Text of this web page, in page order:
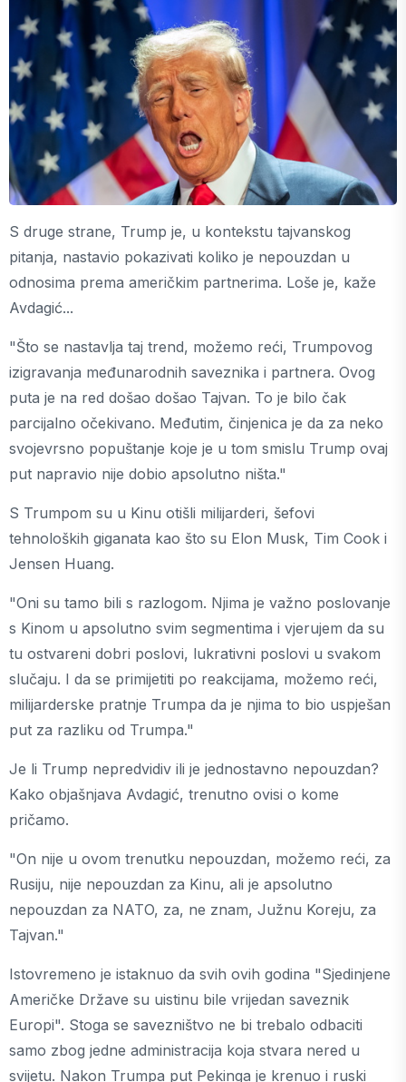
S druge strane, Trump je, u kontekstu tajvanskog
pitanja, nastavio pokazivati koliko je nepouzdan u
odnosima prema američkim partnerima. Loše je, kaže
Avdagić...
"Što se nastavlja taj trend, možemo reći, Trumpovog
izigravanja međunarodnih saveznika i partnera. Ovog
puta je na red došao došao Tajvan. To je bilo čak
parcijalno očekivano. Međutim, činjenica je da za neko
svojevrsno popuštanje koje je u tom smislu Trump ovaj
put napravio nije dobio apsolutno ništa."
S Trumpom su u Kinu otišli milijarderi, šefovi
tehnoloških giganata kao što su Elon Musk, Tim Cook i
Jensen Huang.
"Oni su tamo bili s razlogom. Njima je važno poslovanje
s Kinom u apsolutno svim segmentima i vjerujem da su
tu ostvareni dobri poslovi, lukrativni poslovi u svakom
slučaju. I da se primijetiti po reakcijama, možemo reći,
milijarderske pratnje Trumpa da je njima to bio uspješan
put za razliku od Trumpa."
Je li Trump nepredvidiv ili je jednostavno nepouzdan?
Kako objašnjava Avdagić, trenutno ovisi o kome
pričamo.
"On nije u ovom trenutku nepouzdan, možemo reći, za
Rusiju, nije nepouzdan za Kinu, ali je apsolutno
nepouzdan za NATO, za, ne znam, Južnu Koreju, za
Tajvan."
Istovremeno je istaknuo da svih ovih godina "Sjedinjene
Američke Države su uistinu bile vrijedan saveznik
Europi". Stoga se savezništvo ne bi trebalo odbaciti
samo zbog jedne administracija koja stvara nered u
svijetu. Nakon Trumpa put Pekinga je krenuo i ruski